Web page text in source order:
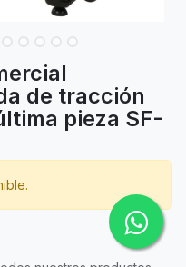
de tracción
pieza SF-